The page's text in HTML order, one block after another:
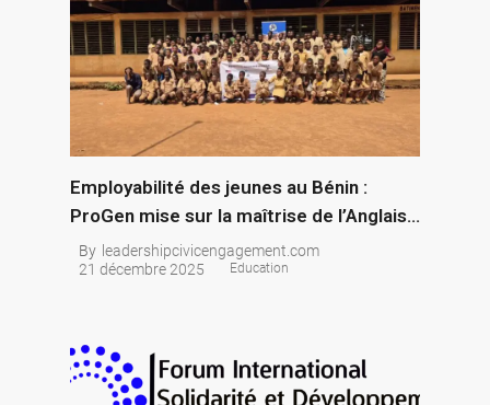
Employabilité des jeunes au Bénin :
ProGen mise sur la maîtrise de l’Anglais
et l’engagement civique au CEG Tindji
By leadershipcivicengagement.com
21 décembre 2025
Education